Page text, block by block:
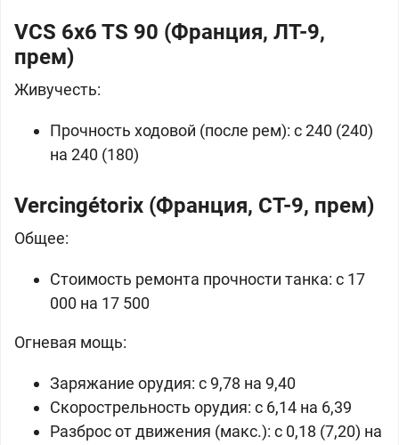
VCS 6x6 TS 90 (Франция, ЛТ-9,
прем)
Живучесть:
Прочность ходовой (после рем): c 240 (240)
на 240 (180)
Vercingétorix (Франция, СТ-9, прем)
Общее:
Стоимость ремонта прочности танка: c 17
000 на 17 500
Огневая мощь:
Заряжание орудия: c 9,78 на 9,40
Скорострельность орудия: c 6,14 на 6,39
Разброс от движения (макс.): c 0,18 (7,20) на